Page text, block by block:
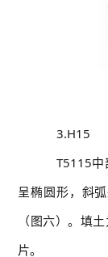
3.H15
T5115
呈椭圆形，斜
（图六）。填
片。